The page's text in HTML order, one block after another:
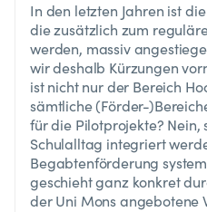
In den letzten Jahren ist
die zusätzlich zum
werden, massiv
wir deshalb Kürzungen
ist nicht nur der Bereich
sämtliche (Förder-
für die Pilotprojekte? Nein,
Schulalltag integriert
Begabtenförderung
geschieht ganz konkret
der Uni Mons angebotene